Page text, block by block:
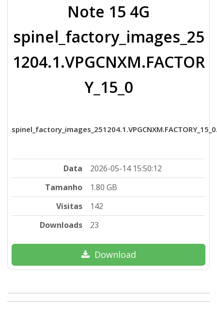
Note 15 4G
spinel_factory_images_25
1204.1.VPGCNXM.FACTOR
Y_15_0
Data
2026-05-14 15:50:12
Tamanho
1.80 GB
Visitas
142
Downloads
23
Download